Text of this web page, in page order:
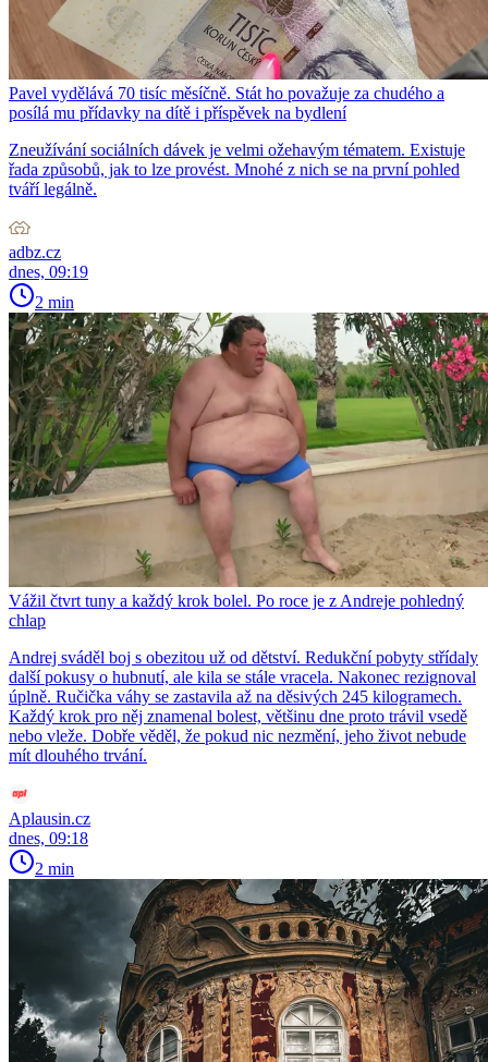
Pavel vydělává 70 tisíc měsíčně. Stát ho považuje za chudého a
posílá mu přídavky na dítě i příspěvek na bydlení
Zneužívání sociálních dávek je velmi ožehavým tématem. Existuje
řada způsobů, jak to lze provést. Mnohé z nich se na první pohled
tváří legálně.
adbz.cz
dnes, 09:19
2 min
Vážil čtvrt tuny a každý krok bolel. Po roce je z Andreje pohledný
chlap
Andrej sváděl boj s obezitou už od dětství. Redukční pobyty střídaly
další pokusy o hubnutí, ale kila se stále vracela. Nakonec rezignoval
úplně. Ručička váhy se zastavila až na děsivých 245 kilogramech.
Každý krok pro něj znamenal bolest, většinu dne proto trávil vsedě
nebo vleže. Dobře věděl, že pokud nic nezmění, jeho život nebude
mít dlouhého trvání.
Aplausin.cz
dnes, 09:18
2 min